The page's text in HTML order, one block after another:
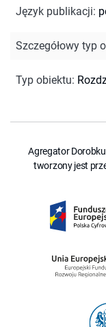
Język publikacji:
Szczegółowy typ
Typ obiektu:
Agregator
tworzony jest